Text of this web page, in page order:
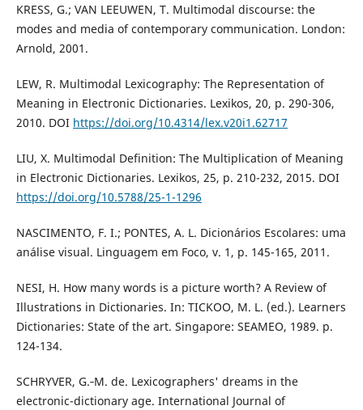
KRESS, G.; VAN LEEUWEN, T. Multimodal discourse: the
modes and media of contemporary communication. London:
Arnold, 2001.
LEW, R. Multimodal Lexicography: The Representation of
Meaning in Electronic Dictionaries. Lexikos, 20, p. 290-306,
2010. DOI https://doi.org/10.4314/lex.v20i1.62717
LIU, X. Multimodal Definition: The Multiplication of Meaning
in Electronic Dictionaries. Lexikos, 25, p. 210-232, 2015. DOI
https://doi.org/10.5788/25-1-1296
NASCIMENTO, F. I.; PONTES, A. L. Dicionários Escolares: uma
análise visual. Linguagem em Foco, v. 1, p. 145-165, 2011.
NESI, H. How many words is a picture worth? A Review of
Illustrations in Dictionaries. In: TICKOO, M. L. (ed.). Learners
Dictionaries: State of the art. Singapore: SEAMEO, 1989. p.
124-134.
SCHRYVER, G.‐M. de. Lexicographers' dreams in the
electronic-dictionary age. International Journal of